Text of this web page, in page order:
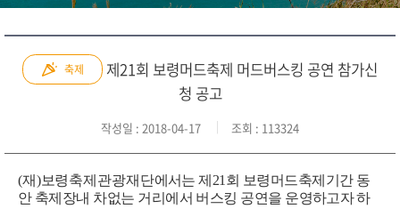
축제
제21회 보령머드축제 머드버스킹 공연 참가신
청 공고
작성일 : 2018-04-17 조회 : 113324
(재)보령축제관광재단에서는 제 21 회 보령머드축제기간 동
안 축제장내 차없는 거리에서 버스킹 공연을 운영하고자 하